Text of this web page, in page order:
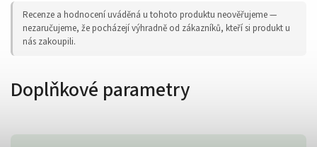
Recenze a hodnocení uváděná u tohoto produktu neověřujeme —
nezaručujeme, že pocházejí výhradně od zákazníků, kteří si produkt u
nás zakoupili.
Doplňkové parametry